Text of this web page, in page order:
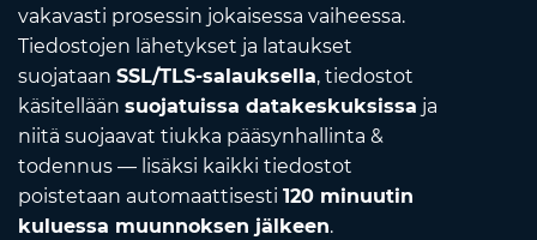
vakavasti prosessin jokaisessa vaiheessa.
Tiedostojen lähetykset ja lataukset
suojataan SSL/TLS-salauksella, tiedostot
käsitellään suojatuissa datakeskuksissa ja
niitä suojaavat tiukka pääsynhallinta &
todennus — lisäksi kaikki tiedostot
poistetaan automaattisesti 120 minuutin
kuluessa muunnoksen jälkeen.